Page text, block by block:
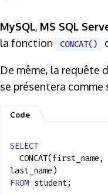
MySQL, MS SQL
la fonction
CONCAT()
De même, la requête
se présentera comme
SELECT
CONCAT(first_name,
last_name)
FROM student;